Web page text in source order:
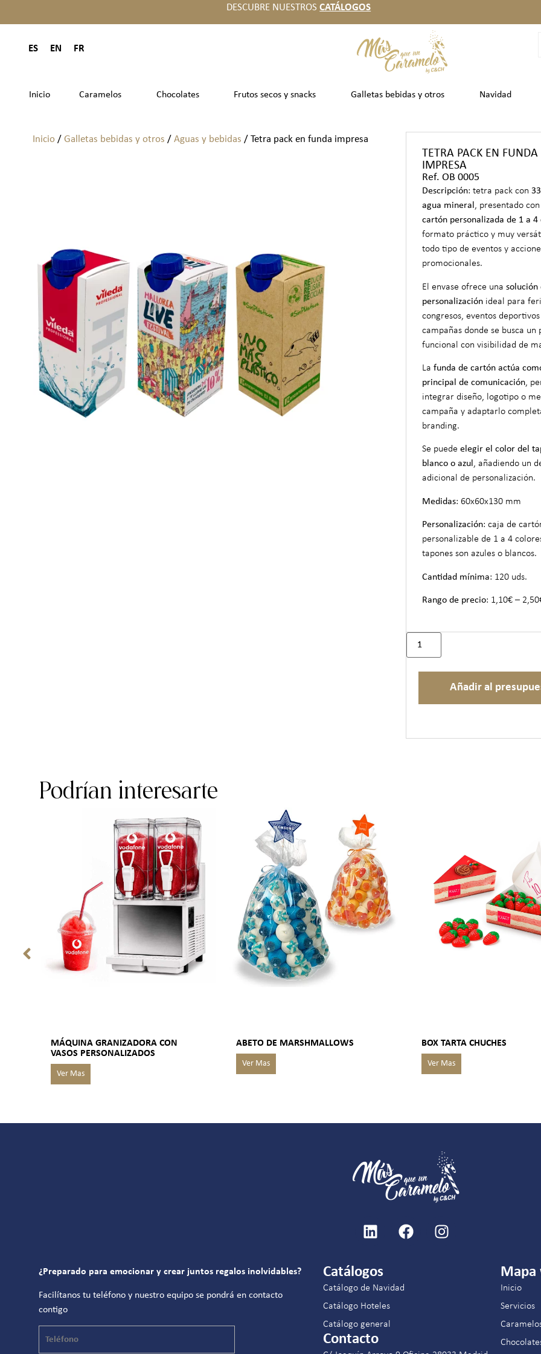
DESCUBRE NUESTROSCATÁLOGOS
ES EN FR
Inicio Caramelos Chocolates Frutos secos y snacks Galletas bebidas y otros Navidad
Inicio/ Galletas bebidas y otros / Aguas y bebidas / Tetra pack en funda impresa
TETRA PACK EN FUNDA
IMPRESA
Ref. OB 0005
Descripción: tetra pack con
agua mineral, presentado con
cartón personalizada de 1 a 4
formato práctico y muy
todo tipo de eventos y
promocionales.
El envase ofrece una solución
personalizaciónideal para
congresos, eventos
campañas donde se busca un
funcional con visibilidad de
La funda de cartón actúa
principal de comunicación,
integrar diseño, logotipo o
campaña y adaptarlo
branding.
Se puede elegir el color del
blanco o azul, añadiendo un
adicional de personalización.
Medidas: 60x60x130 mm
Personalización: caja de
personalizable de 1 a 4
tapones son azules o blancos.
Cantidad mínima: 120 uds.
Rango de precio: 1,10€ –
Añadir al
Podrían interesarte
MÁQUINA GRANIZADORA CON
VASOS PERSONALIZADOS
ABETO DE MARSHMALLOWS BOX TARTA CHUCHES
¿Preparado para emocionar y crear juntos regalos inolvidables?
Facilítanos tu teléfono y nuestro equipo se pondrá en contacto
contigo
Catálogos
Catálogo de Navidad
Catálogo Hoteles
Catálogo general
Contacto
Mapa
Inicio
Servicios